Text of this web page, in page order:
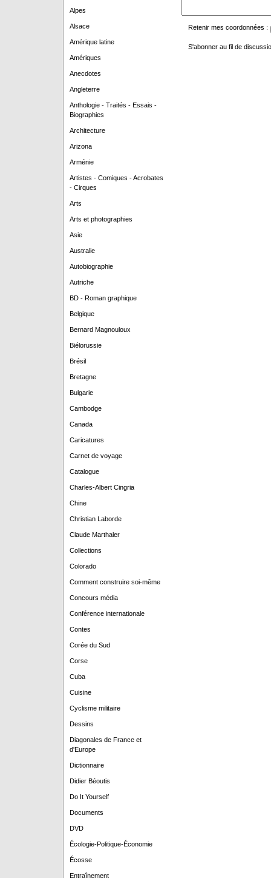
Alpes
Alsace
Amérique latine
Amériques
Anecdotes
Angleterre
Anthologie - Traités - Essais -
Biographies
Architecture
Arizona
Arménie
Artistes - Comiques - Acrobates
- Cirques
Arts
Arts et photographies
Asie
Australie
Autobiographie
Autriche
BD - Roman graphique
Belgique
Bernard Magnouloux
Biélorussie
Brésil
Bretagne
Bulgarie
Cambodge
Canada
Caricatures
Carnet de voyage
Catalogue
Charles-Albert Cingria
Chine
Christian Laborde
Claude Marthaler
Collections
Colorado
Comment construire soi-même
Concours média
Conférence internationale
Contes
Corée du Sud
Corse
Cuba
Cuisine
Cyclisme militaire
Dessins
Diagonales de France et
d'Europe
Dictionnaire
Didier Béoutis
Do It Yourself
Documents
DVD
Écologie-Politique-Économie
Écosse
Entraînement
Retenir mes coordonnées :
S'abonner au fil de